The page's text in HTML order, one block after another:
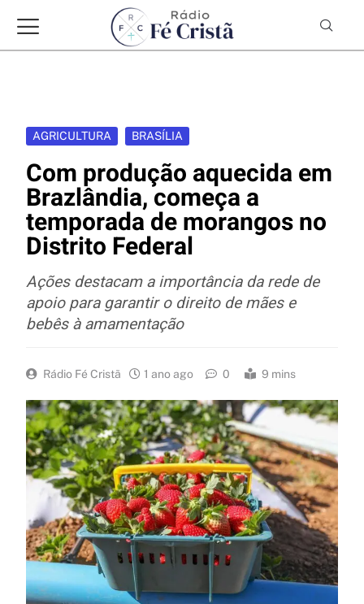
AGRICULTURA BRASÍLIA
Com produção aquecida em
Brazlândia, começa a
temporada de morangos no
Distrito Federal
Ações destacam a importância da rede de
apoio para garantir o direito de mães e
bebês à amamentação
Rádio Fé Cristã 1 ano ago 0 9 mins